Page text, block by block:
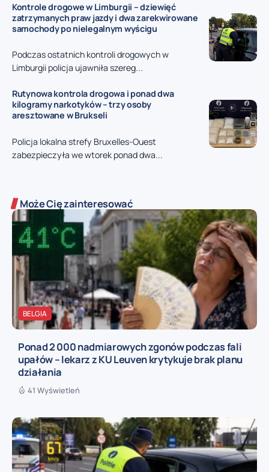
Kontrole drogowe w Limburgii – dziewięć
zatrzymanych praw jazdy i dwa zarekwirowane
samochody po nielegalnym wyścigu
Podczas ostatnich kontroli drogowych w
Limburgii policja ujawniła szereg...
Rutynowa kontrola drogowa i ponad dwa
kilogramy narkotyków – trzy osoby
aresztowane w Brukseli
Policja lokalna strefy Bruxelles-Ouest
zabezpieczyła we wtorek ponad dwa...
Może Cię zainteresować
BELGIA
Ponad 2 000 nadmiarowych zgonów podczas fali
upałów – lekarz z KU Leuven krytykuje brak planu
działania
41 Wyświetleń